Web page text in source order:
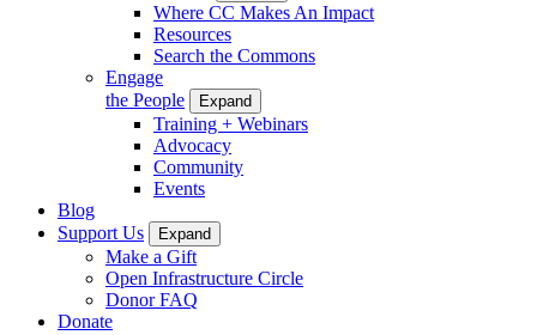
Where CC Makes An Impact
Resources
Search the Commons
Engage
the People
Expand
Training + Webinars
Advocacy
Community
Events
Blog
Support Us
Expand
Make a Gift
Open Infrastructure Circle
Donor FAQ
Donate